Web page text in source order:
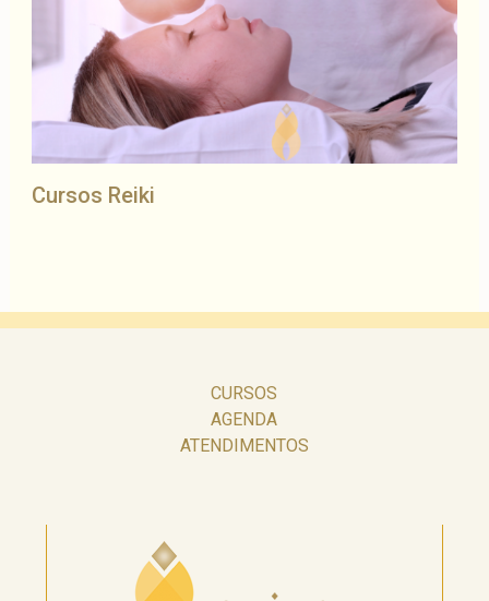
Cursos Reiki
CURSOS
AGENDA
ATENDIMENTOS